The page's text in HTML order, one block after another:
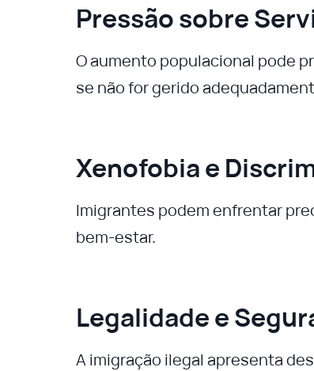
Pressão sobre
O aumento populacional pode
se não for gerido
Xenofobia e
Imigrantes podem enfrentar
bem-estar.
Legalidade e
A imigração ilegal apresenta